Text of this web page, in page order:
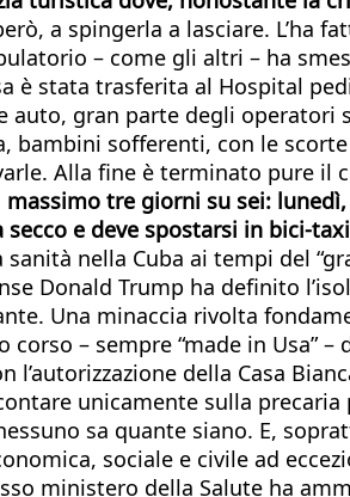
a spingerla a lasciare. L’ha
– come gli altri – ha
è stata trasferita al Hospital
gran parte degli
bambini sofferenti, con le
Alla fine è terminato pure il
tre giorni su sei:
e deve spostarsi in bici-taxi
nella Cuba ai tempi del
Donald Trump ha definito
Una minaccia rivolta
– sempre “made in Usa”
l’autorizzazione della Casa
unicamente sulla
sa quante siano. E,
sociale e civile ad
ministero della Salute ha